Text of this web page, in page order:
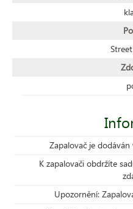
Zapalovač je
K zapalovači obdržíte
Upozornění: